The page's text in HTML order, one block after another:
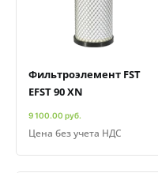
Быстрый просмотрДобавить к сравнению
Фильтроэлемент FST
EFST 90 XN
9 100.00 руб.
Цена без учета НДС